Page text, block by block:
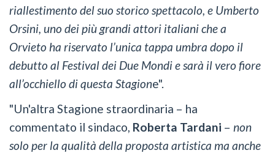
riallestimento del suo storico spettacolo, e Umberto
Orsini, uno dei più grandi attori italiani che a
Orvieto ha riservato l’unica tappa umbra dopo il
debutto al Festival dei Due Mondi e sarà il vero fiore
all’occhiello di questa Stagione".
"Un'altra Stagione straordinaria – ha
commentato il sindaco, Roberta Tardani – non
solo per la qualità della proposta artistica ma anche